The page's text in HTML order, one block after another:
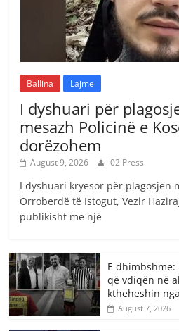
Ballina Lajme
I dyshuari për
mesazh Policinë e
dorëzohem
August 9, 2026 02 Press
I dyshuari kryesor për plagosjen
Orroberdë të Istogut, Vezir
publikisht me një
E
që vdiqën në
ktheheshin
August 7, 2026